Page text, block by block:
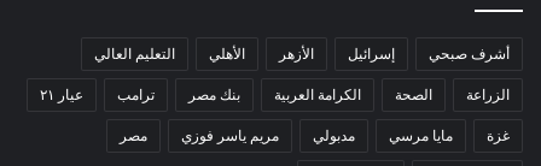
أشرف صبحي إسرائيل الأزهر الأهلي التعليم العالي
الزراعة الصحة الكرامة العربية بنك مصر ترامب عيار ٢١
غزة مايا مرسي مدبولي مريم ياسر فوزي مصر